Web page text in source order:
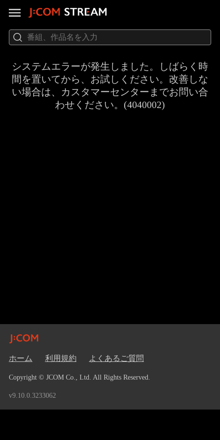
システムエラーが発生しました。しばらく時
間を置いてから、お試しください。改善しな
い場合は、カスタマーセンターまでお問い合
わせください。(4040002)
ホーム 利用規約 よくあるご質問
Copyright © JCOM Co., Ltd. All Rights Reserved.
v9.10.0.3233062